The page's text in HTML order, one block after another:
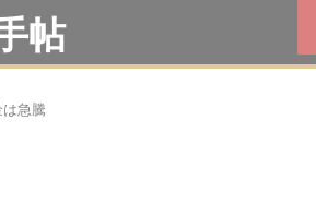
帖
急騰